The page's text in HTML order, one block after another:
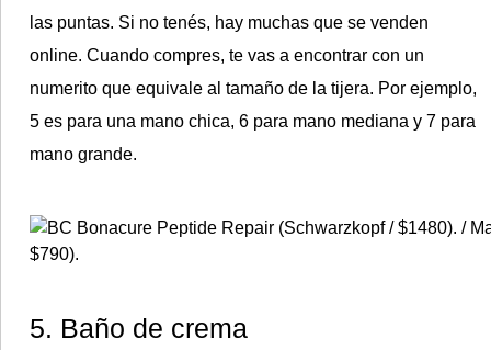
las puntas. Si no tenés, hay muchas que se venden
online. Cuando compres, te vas a encontrar con un
numerito que equivale al tamaño de la tijera. Por ejemplo,
5 es para una mano chica, 6 para mano mediana y 7 para
mano grande.
5. Baño de crema